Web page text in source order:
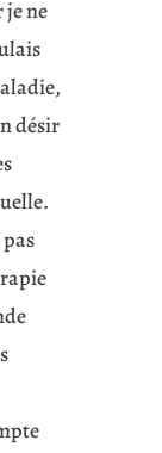
ne
désir